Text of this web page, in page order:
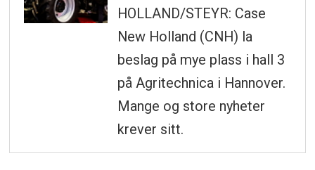
HOLLAND/STEYR: Case
New Holland (CNH) la
beslag på mye plass i hall 3
på Agritechnica i Hannover.
Mange og store nyheter
krever sitt.